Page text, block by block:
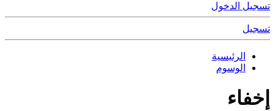
تسجيل الدخول
تسجيل
الرئيسية
الوسوم
إخفاء